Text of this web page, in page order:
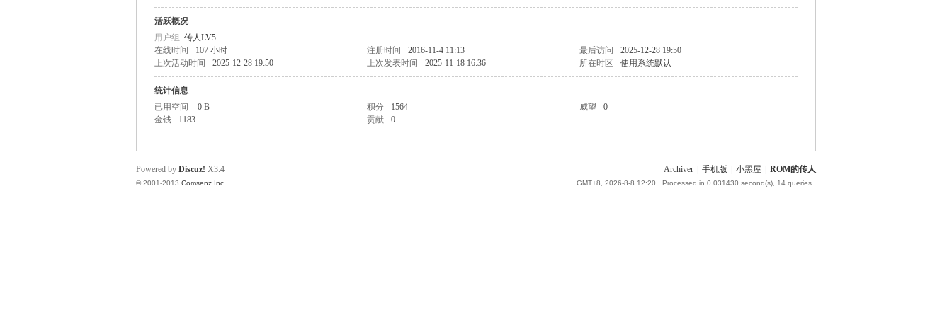
M
活跃概况
用户组 传人LV5
在线时间
107 小时 注册时间 2016-11-4 11:13 最后访问
2025-12-28 19:50
上次活动时间
2025-12-28 19:50 上次发表时间 2025-11-18 16:36 所在时区 使用系统默认
统计信息
已用空间
0 B 积分 1564 威望
0
金钱
1183 贡献 0
Archiver 手机版 小黑屋 ROM的传人
GMT+8, 2026-8-8 12:20 , Processed in 0.031430 second(s), 14 queries .
Powered by Discuz! X3.4
© 2001-2013 Comsenz Inc.